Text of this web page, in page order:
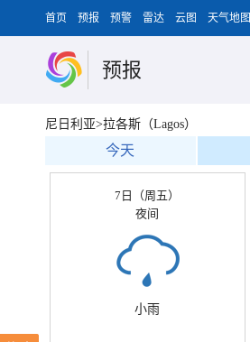
首页 预报 预警 雷达 云图 天气地图
预报
尼日利亚>拉各斯（Lagos）
今天
7日（周五）
夜间
小雨